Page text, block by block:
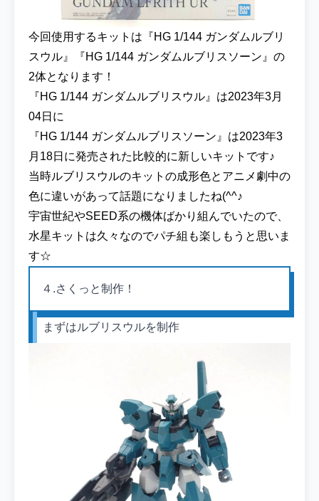
今回使用するキットは『HG 1/144 ガンダムルブリ
スウル』『HG 1/144 ガンダムルブリスソーン』の
2体となります！
『HG 1/144 ガンダムルブリスウル』は2023年3月
04日に
『HG 1/144 ガンダムルブリスソーン』は2023年3
月18日に発売された比較的に新しいキットです♪
当時ルブリスウルのキットの成形色とアニメ劇中の
色に違いがあって話題になりましたね(^^♪
宇宙世紀やSEED系の機体ばかり組んでいたので、
水星キットは久々なのでパチ組も楽しもうと思いま
す☆
４.さくっと制作！
まずはルブリスウルを制作